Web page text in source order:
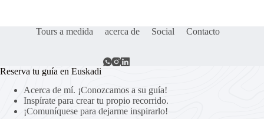
Tours a medida acerca de Social Contacto
Reserva tu guía en Euskadi
Acerca de mí. ¡Conozcamos a su guía!
Inspírate para crear tu propio recorrido.
¡Comuníquese para dejarme inspirarlo!